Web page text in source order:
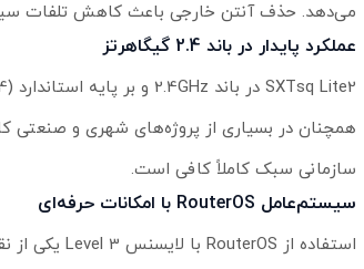
می‌دهد. حذف آنتن خارجی باعث کاهش تلفات
عملکرد پایدار در باند 2.4 گیگاهرتز
سازمانی سبک کاملاً کافی است.
سیستم‌عامل RouterOS با امکانات حرفه‌ای